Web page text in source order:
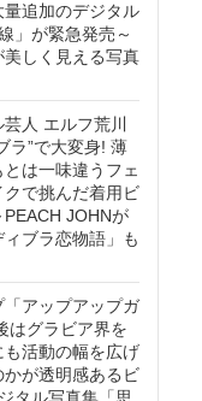
追加のデジタル
」が緊急発売～
美しく見える写真
人 エルフ荒川
ラ”で大変身! 薄
は一味違うフェ
クで挑んだ着用ビ
JOHNが
ブラ恋物語」も
アップアップガ
はグラビア界を
も活動の幅を広げ
が透明感あるビ